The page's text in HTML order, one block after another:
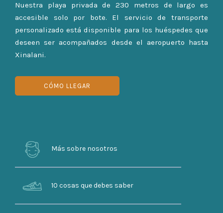
Nuestra playa privada de 230 metros de largo es
accesible solo por bote. El servicio de transporte
personalizado está disponible para los huéspedes que
deseen ser acompañados desde el aeropuerto hasta
Xinalani.
CÓMO LLEGAR
Más sobre nosotros
10 cosas que debes saber